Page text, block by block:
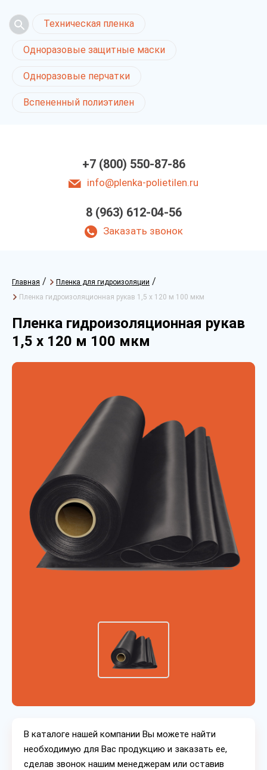
Техническая пленка
Одноразовые защитные маски
Одноразовые перчатки
Вспененный полиэтилен
+7 (800) 550-87-86
info@plenka-polietilen.ru
8 (963) 612-04-56
Заказать звонок
Главная / Пленка для гидроизоляции /
Пленка гидроизоляционная рукав 1,5 х 120 м 100 мкм
Пленка гидроизоляционная рукав
1,5 х 120 м 100 мкм
В каталоге нашей компании Вы можете найти
необходимую для Вас продукцию и заказать ее,
сделав звонок нашим менеджерам или оставив